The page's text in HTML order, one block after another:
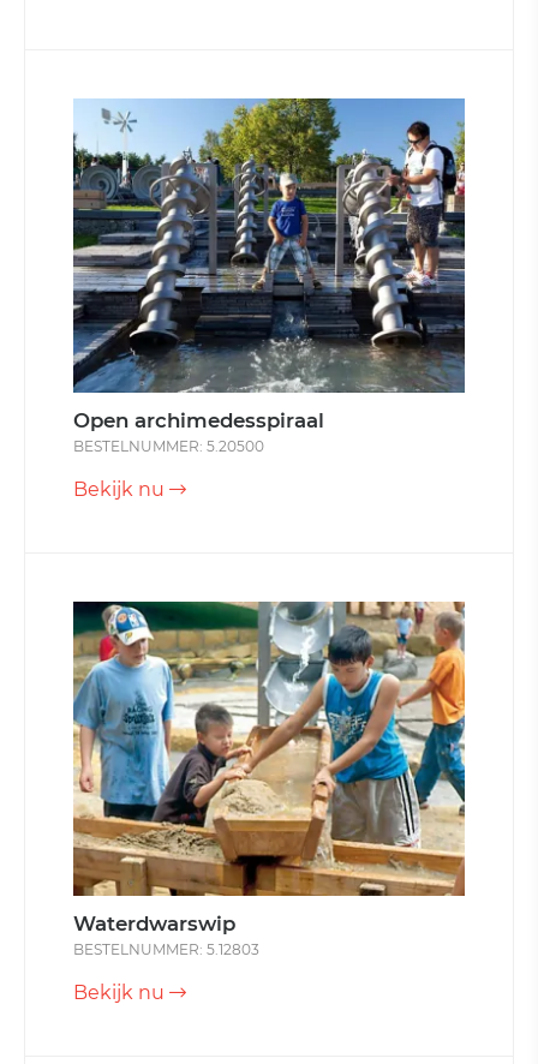
Open archimedesspiraal
BESTELNUMMER: 5.20500
Bekijk nu
Waterdwarswip
BESTELNUMMER: 5.12803
Bekijk nu